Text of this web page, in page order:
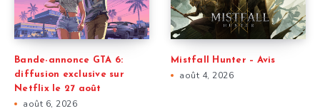
Bande-annonce GTA 6:
diffusion exclusive sur
Netflix le 27 août
août 6, 2026
Mistfall Hunter – Avis
août 4, 2026